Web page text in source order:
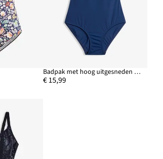
Badpak met hoog uitgesneden rugpand
€ 15,99